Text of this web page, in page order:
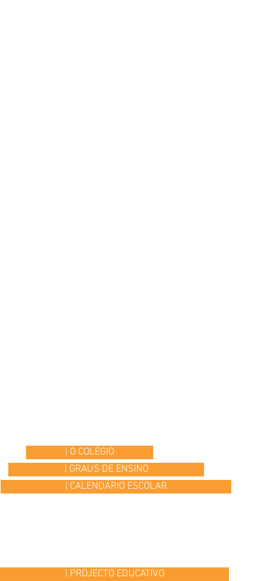
| O COLÉGIO
| GRAUS DE ENSINO
| CALENDÁRIO ESCOLAR
| PROJECTO EDUCATIVO